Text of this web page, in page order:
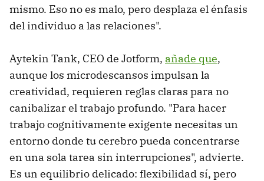
mismo. Eso no es malo, pero desplaza el énfasis
del individuo a las relaciones".
Aytekin Tank, CEO de Jotform, añade que,
aunque los microdescansos impulsan la
creatividad, requieren reglas claras para no
canibalizar el trabajo profundo. "Para hacer
trabajo cognitivamente exigente necesitas un
entorno donde tu cerebro pueda concentrarse
en una sola tarea sin interrupciones", advierte.
Es un equilibrio delicado: flexibilidad sí, pero